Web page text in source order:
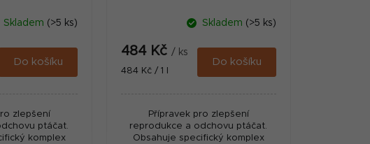
Skladem (>5 ks)
Do košíku
zlepšení
ptáčat.
komplex
Skladem (>5 ks)
484 Kč / ks
Měrná
484 Kč / 1 l
Do košíku
Přípravek pro zlepšení
reprodukce a odchovu ptáčat.
Obsahuje specifický komplex